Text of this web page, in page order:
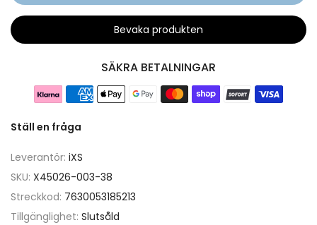
Bevaka produkten
SÄKRA BETALNINGAR
Ställ en fråga
Leverantör: iXS
SKU: X45026-003-38
Streckkod: 7630053185213
Tillgänglighet: Slutsåld